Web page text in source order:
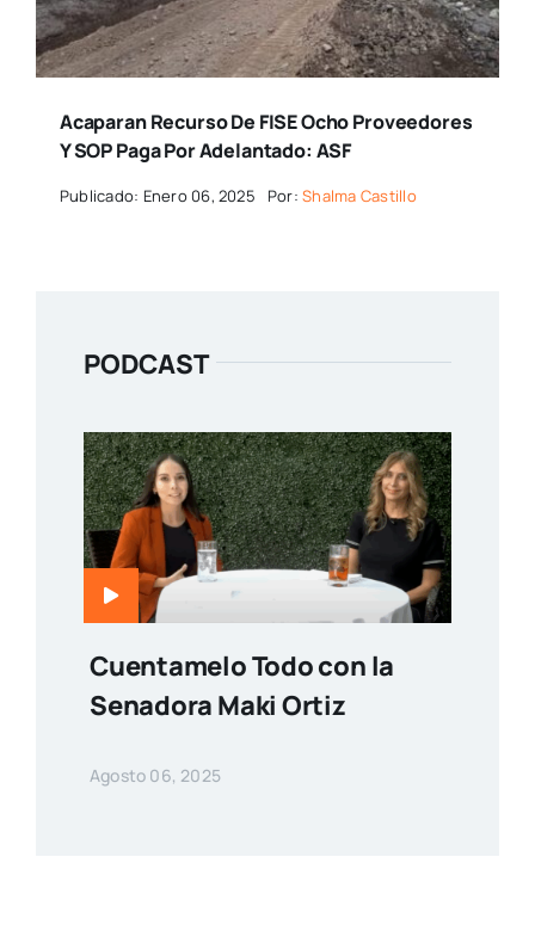
Acaparan Recurso De FISE Ocho Proveedores
Y SOP Paga Por Adelantado: ASF
Publicado: Enero 06, 2025 Por:Shalma Castillo
PODCAST
Cuentamelo Todo con la
Senadora Maki Ortiz
Agosto 06, 2025